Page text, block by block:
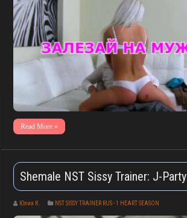
Read More »
Shemale NST Sissy Trainer: J-Party
Юлия К. NST SISSY TRAINER RUS - 1 HEART SEASON